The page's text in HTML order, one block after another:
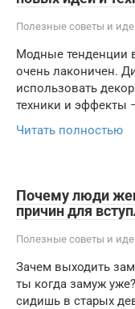
Полезные советы и
Модные тенденции
очень лаконичен.
использовать
техники и эффекты
Читать полностью
Почему люди
причин для
Полезные советы и
Зачем выходить
ты когда замуж
сидишь в старых